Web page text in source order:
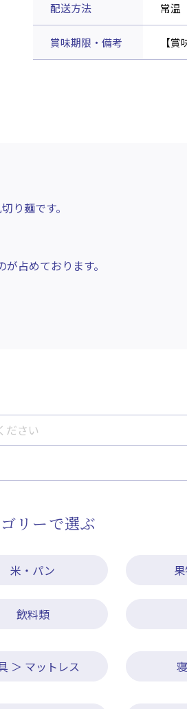
配送方法 常温
賞味期限・備考 【
り麺です。
占めております。
リーで選ぶ
米・パン
飲料類
＞ マットレス